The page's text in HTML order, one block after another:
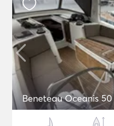
Beneteau Oceanis